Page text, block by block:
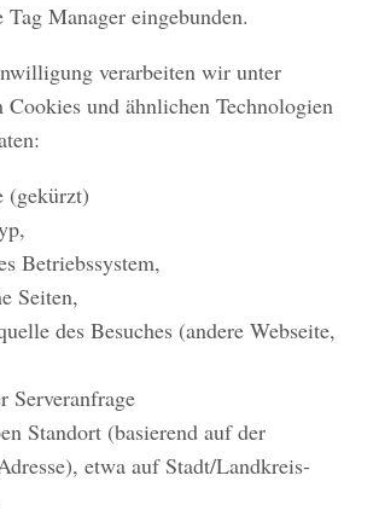
Manager eingebunden.
verarbeiten wir unter
Cookies und ähnlichen Technologien
(gekürzt)
Betriebssystem,
Seiten,
des Besuches (andere Webseite,
Serveranfrage
Standort (basierend auf der
etwa auf Stadt/Landkreis-